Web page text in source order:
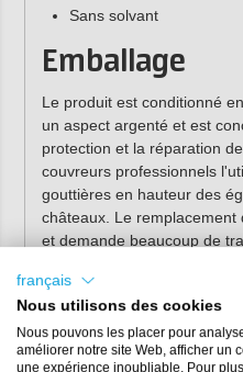
Sans solvant
Emballage
Le produit est conditionné
un aspect argenté et est
protection et la réparation
couvreurs professionnels
gouttières en hauteur des
châteaux. Le
et demande beaucoup de
Un kit de 1,5 kg suffit pour
longueur de gouttière, en
gouttière.
français
Nous utilisons des cookies
Nous pouvons les placer pour
améliorer notre site Web, afficher un
une expérience inoubliable. Pour